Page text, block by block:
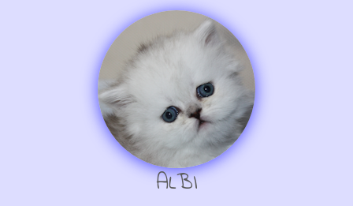
ALBI